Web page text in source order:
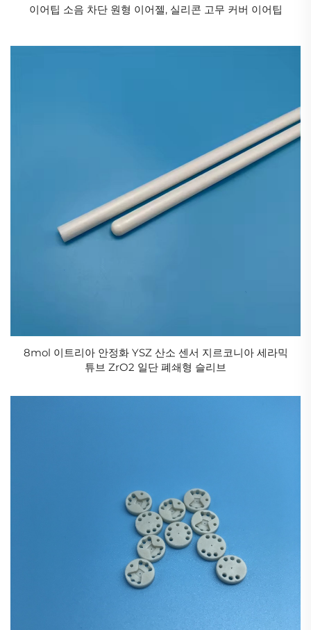
이어팁 소음 차단 원형 이어젤, 실리콘 고무 커버 이어팁
8mol 이트리아 안정화 YSZ 산소 센서 지르코니아 세라믹
튜브 ZrO2 일단 폐쇄형 슬리브